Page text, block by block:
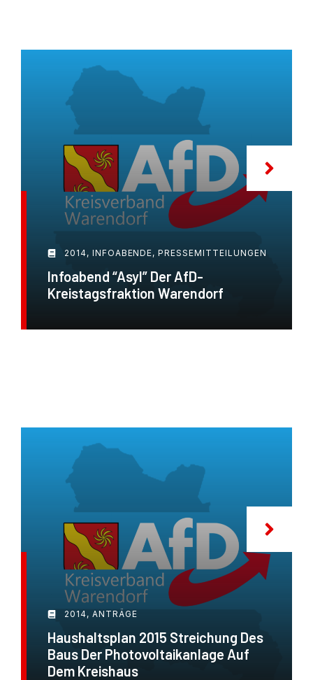
2014, INFOABENDE,PRESSEMITTEILUNGEN
Infoabend “Asyl” Der AfD-
Kreistagsfraktion Warendorf
2014, ANTRÄGE
Haushaltsplan 2015 Streichung Des
Baus Der Photovoltaikanlage Auf
Dem Kreishaus